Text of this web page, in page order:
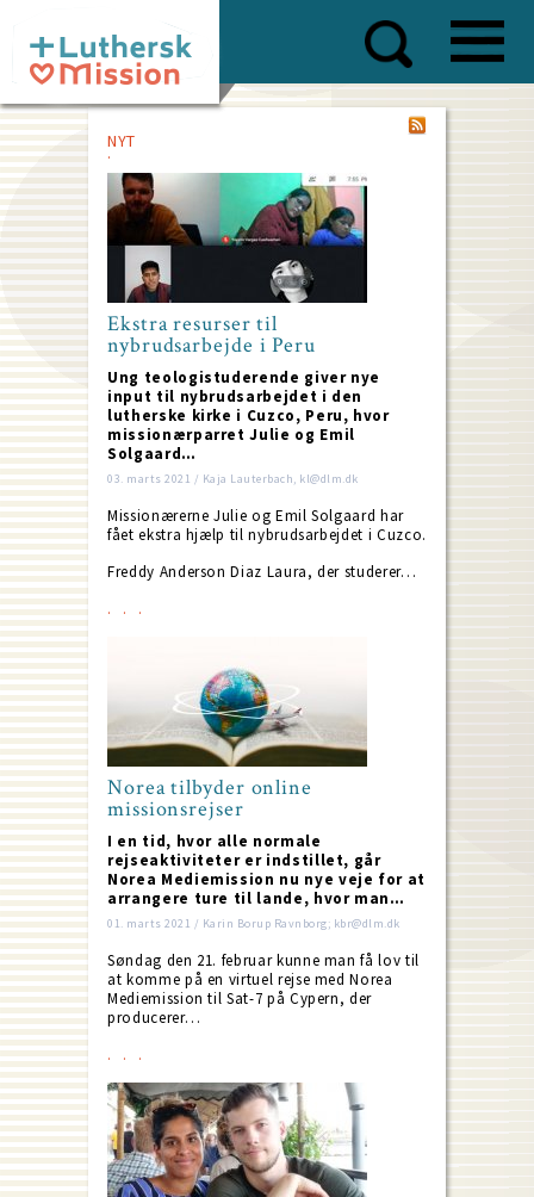
main
content
NYT
Ekstra resurser til
nybrudsarbejde i Peru
Ung teologistuderende giver nye
input til nybrudsarbejdet i den
lutherske kirke i Cuzco, Peru, hvor
missionærparret Julie og Emil
Solgaard…
03. marts 2021 / Kaja Lauterbach, kl@dlm.dk
Missionærerne Julie og Emil Solgaard har
fået ekstra hjælp til nybrudsarbejdet i Cuzco.
Freddy Anderson Diaz Laura, der studerer…
Norea tilbyder online
missionsrejser
I en tid, hvor alle normale
rejseaktiviteter er indstillet, går
Norea Mediemission nu nye veje for at
arrangere ture til lande, hvor man…
01. marts 2021 / Karin Borup Ravnborg; kbr@dlm.dk
Søndag den 21. februar kunne man få lov til
at komme på en virtuel rejse med Norea
Mediemission til Sat-7 på Cypern, der
producerer…